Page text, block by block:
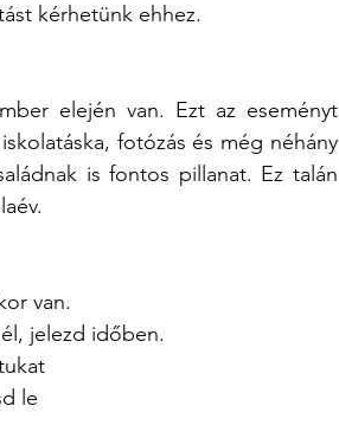
kérhetünk ehhez.
elején van. Ezt az eseményt
fotózás és még néhány
is fontos pillanat. Ez talán
van.
jelezd időben.
le